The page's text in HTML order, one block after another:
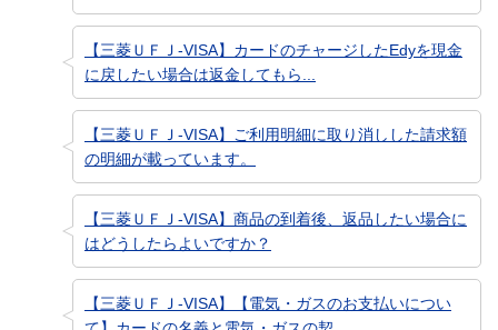
【三菱ＵＦＪ-VISA】カードのチャージしたEdyを現金
に戻したい場合は返金してもら...
【三菱ＵＦＪ-VISA】ご利用明細に取り消しした請求額
の明細が載っています。
【三菱ＵＦＪ-VISA】商品の到着後、返品したい場合に
はどうしたらよいですか？
【三菱ＵＦＪ-VISA】【電気・ガスのお支払いについ